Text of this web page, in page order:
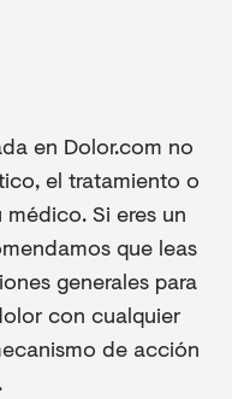
en Dolor.com no
el tratamiento o
Si eres un
que leas
generales para
con cualquier
de acción